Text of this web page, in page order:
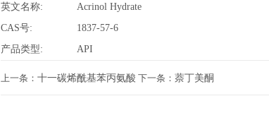
英文名称:
Acrinol Hydrate
CAS号:
1837-57-6
产品类型:
API
上一条： 十一碳烯酰基苯丙氨酸 下一条： 萘丁美酮